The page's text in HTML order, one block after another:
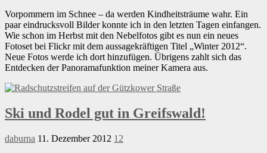
Vorpommern im Schnee – da werden Kindheitsträume wahr. Ein
paar eindrucksvoll Bilder konnte ich in den letzten Tagen einfangen.
Wie schon im Herbst mit den Nebelfotos gibt es nun ein neues
Fotoset bei Flickr mit dem aussagekräftigen Titel „Winter 2012“.
Neue Fotos werde ich dort hinzufügen. Übrigens zahlt sich das
Entdecken der Panoramafunktion meiner Kamera aus.
Ski und Rodel gut in Greifswald!
daburna 11. Dezember 2012 12